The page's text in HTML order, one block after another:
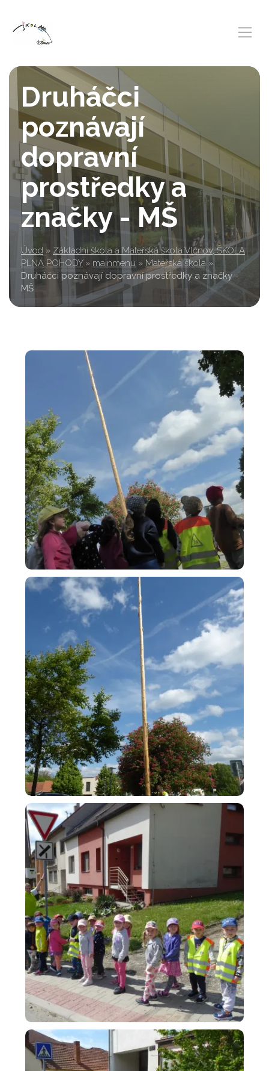
Druháčci
poznávají
dopravní
prostředky a
značky - MŠ
Úvod » Základní škola a Mateřská škola Vlčnov, ŠKOLA
PLNÁ POHODY » mainmenu » Mateřská škola »
Druháčci poznávají dopravní prostředky a značky -
MŠ